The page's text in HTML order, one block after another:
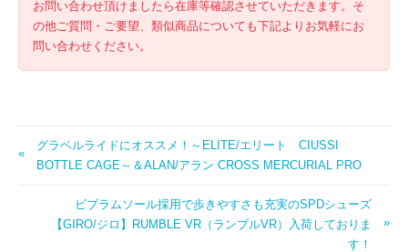
お問い合わせ頂けましたら在庫等確認させていただきます。そ
の他ご質問・ご要望、類似商品についても下記よりお気軽にお
問い合わせください。
グラベルライドにオススメ！～ELITE/エリート CIUSSI
BOTTLE CAGE～＆ALAN/アラン CROSS MERCURIAL PRO
ビブラムソール採用で歩きやすさも充実のSPDシューズ
【GIRO/ジロ】RUMBLE VR（ランブルVR）入荷しておりま
す！